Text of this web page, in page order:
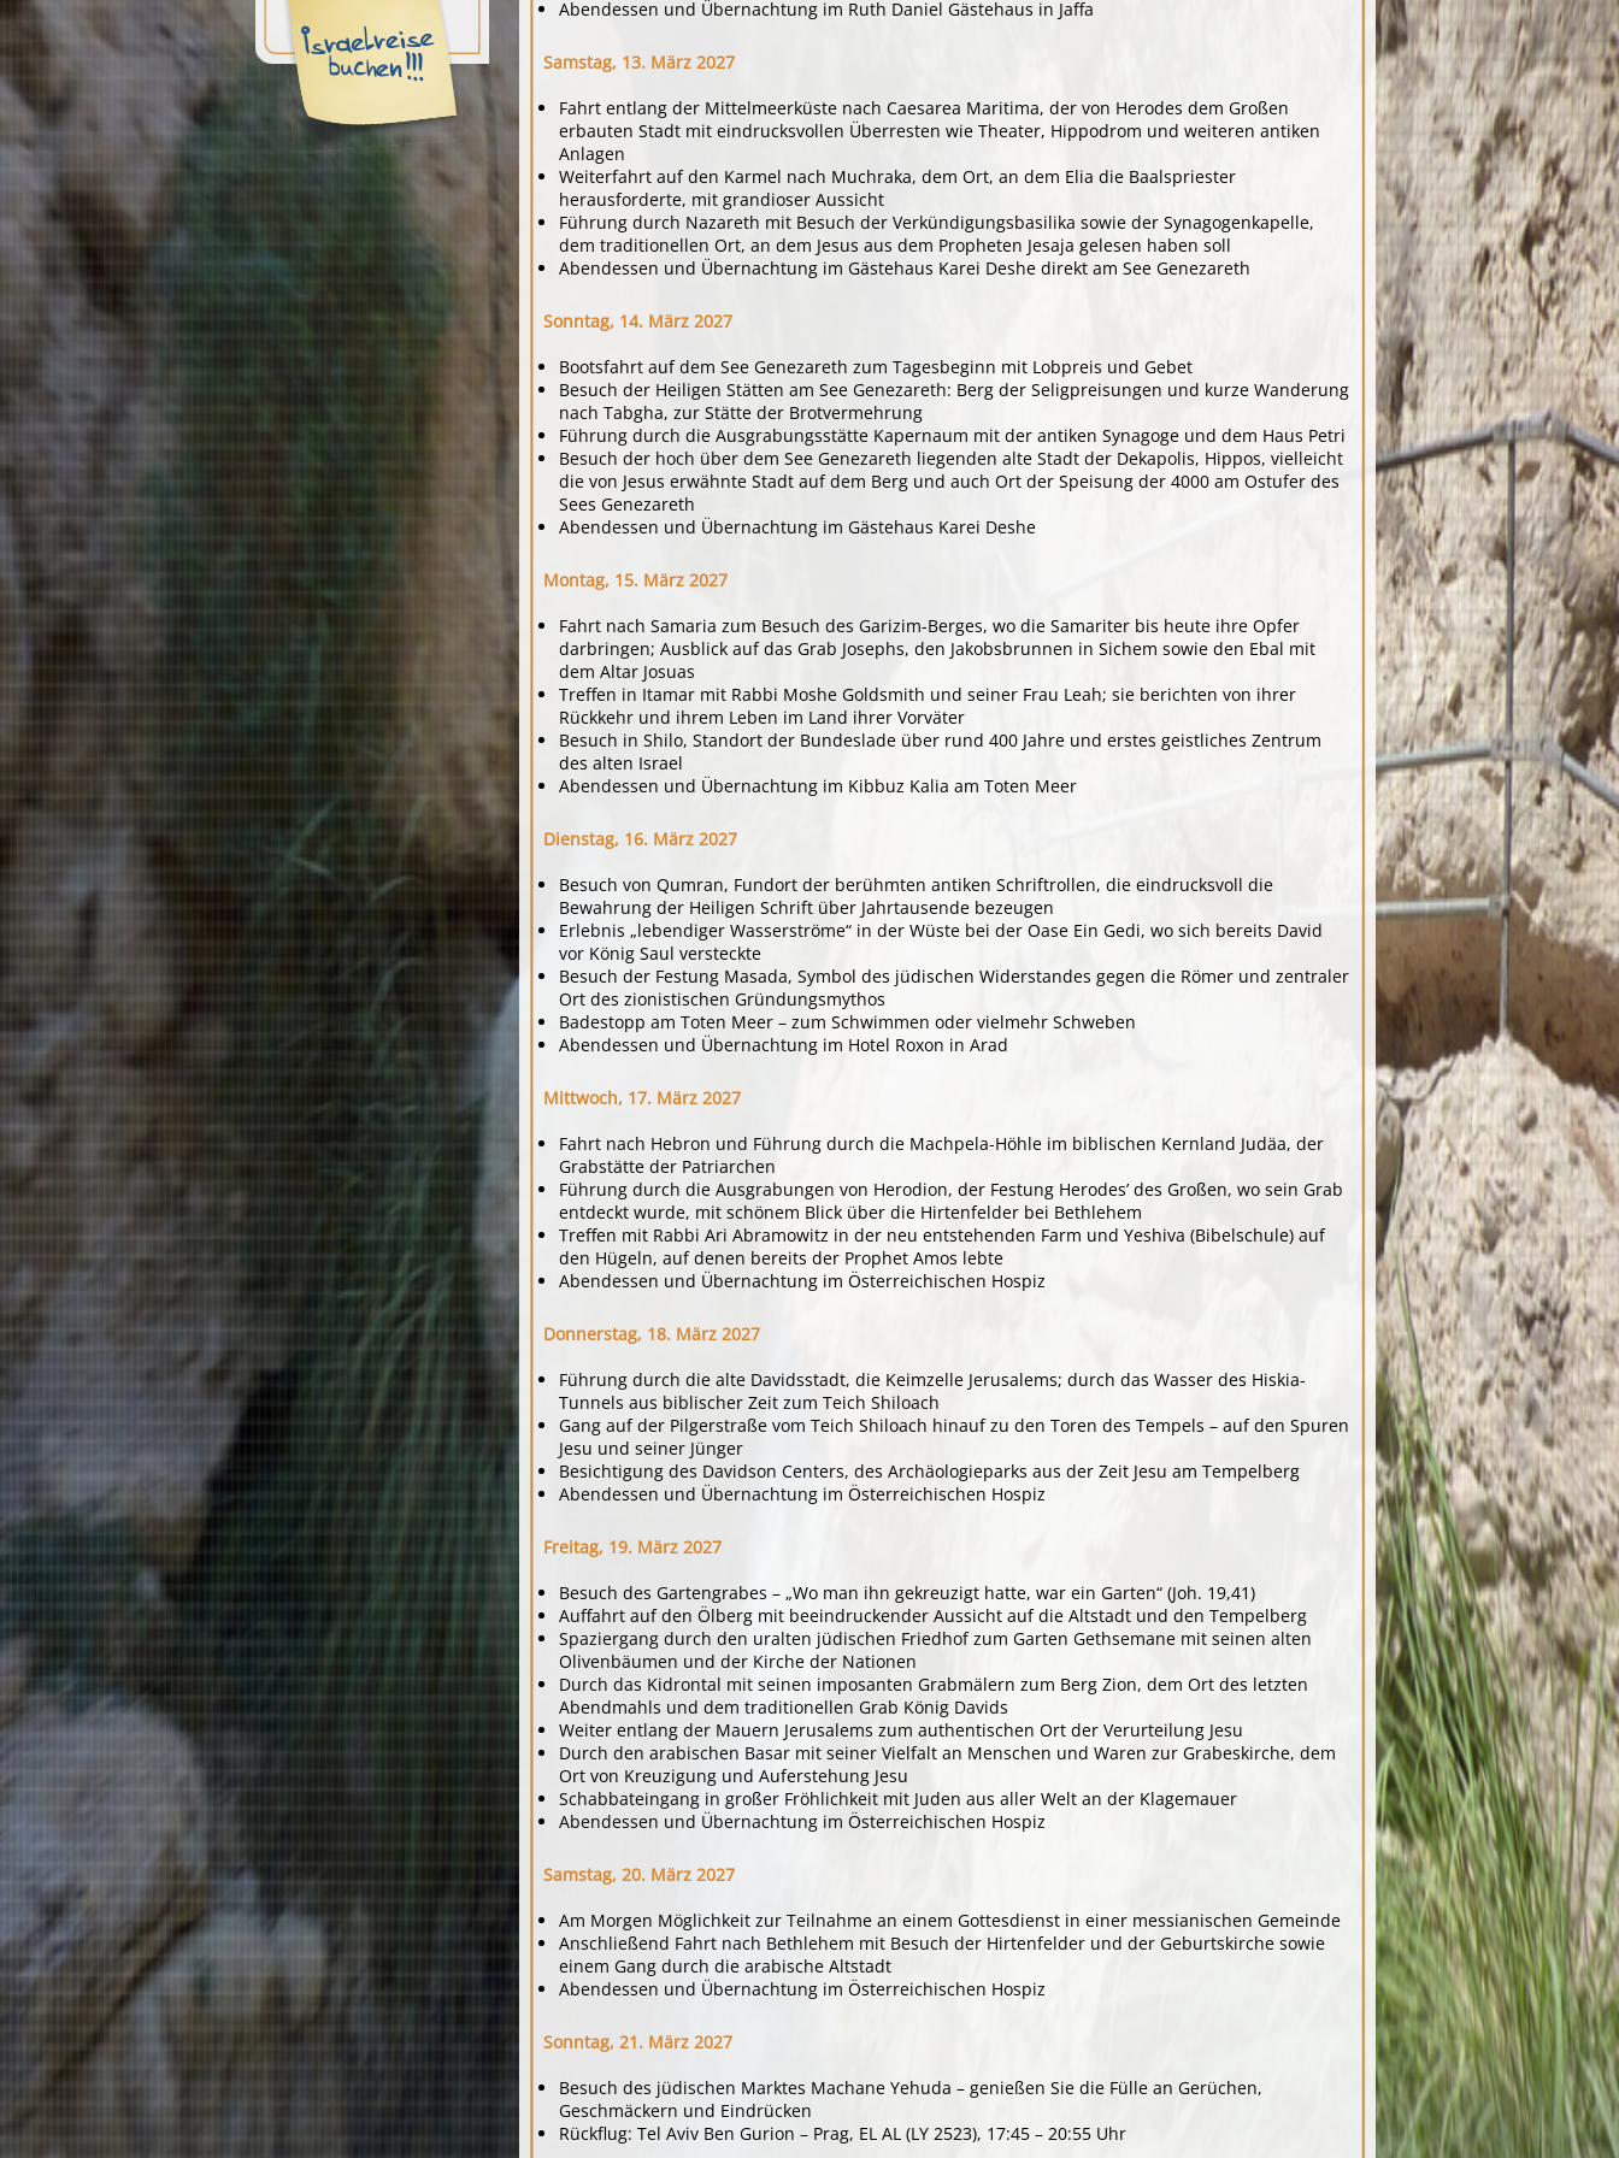
Abendessen und Übernachtung im Ruth Daniel Gästehaus in Jaffa
Samstag, 13. März 2027
Fahrt entlang der Mittelmeerküste nach Caesarea Maritima, der von Herodes dem Großen
erbauten Stadt mit eindrucksvollen Überresten wie Theater, Hippodrom und weiteren antiken
Anlagen
Weiterfahrt auf den Karmel nach Muchraka, dem Ort, an dem Elia die Baalspriester
herausforderte, mit grandioser Aussicht
Führung durch Nazareth mit Besuch der Verkündigungsbasilika sowie der Synagogenkapelle,
dem traditionellen Ort, an dem Jesus aus dem Propheten Jesaja gelesen haben soll
Abendessen und Übernachtung im Gästehaus Karei Deshe direkt am See Genezareth
Sonntag, 14. März 2027
Bootsfahrt auf dem See Genezareth zum Tagesbeginn mit Lobpreis und Gebet
Besuch der Heiligen Stätten am See Genezareth: Berg der Seligpreisungen und kurze Wanderung
nach Tabgha, zur Stätte der Brotvermehrung
Führung durch die Ausgrabungsstätte Kapernaum mit der antiken Synagoge und dem Haus Petri
Besuch der hoch über dem See Genezareth liegenden alte Stadt der Dekapolis, Hippos, vielleicht
die von Jesus erwähnte Stadt auf dem Berg und auch Ort der Speisung der 4000 am Ostufer des
Sees Genezareth
Abendessen und Übernachtung im Gästehaus Karei Deshe
Montag, 15. März 2027
Fahrt nach Samaria zum Besuch des Garizim-Berges, wo die Samariter bis heute ihre Opfer
darbringen; Ausblick auf das Grab Josephs, den Jakobsbrunnen in Sichem sowie den Ebal mit
dem Altar Josuas
Treffen in Itamar mit Rabbi Moshe Goldsmith und seiner Frau Leah; sie berichten von ihrer
Rückkehr und ihrem Leben im Land ihrer Vorväter
Besuch in Shilo, Standort der Bundeslade über rund 400 Jahre und erstes geistliches Zentrum
des alten Israel
Abendessen und Übernachtung im Kibbuz Kalia am Toten Meer
Dienstag, 16. März 2027
Besuch von Qumran, Fundort der berühmten antiken Schriftrollen, die eindrucksvoll die
Bewahrung der Heiligen Schrift über Jahrtausende bezeugen
Erlebnis „lebendiger Wasserströme“ in der Wüste bei der Oase Ein Gedi, wo sich bereits David
vor König Saul versteckte
Besuch der Festung Masada, Symbol des jüdischen Widerstandes gegen die Römer und zentraler
Ort des zionistischen Gründungsmythos
Badestopp am Toten Meer – zum Schwimmen oder vielmehr Schweben
Abendessen und Übernachtung im Hotel Roxon in Arad
Mittwoch, 17. März 2027
Fahrt nach Hebron und Führung durch die Machpela-Höhle im biblischen Kernland Judäa, der
Grabstätte der Patriarchen
Führung durch die Ausgrabungen von Herodion, der Festung Herodes’ des Großen, wo sein Grab
entdeckt wurde, mit schönem Blick über die Hirtenfelder bei Bethlehem
Treffen mit Rabbi Ari Abramowitz in der neu entstehenden Farm und Yeshiva (Bibelschule) auf
den Hügeln, auf denen bereits der Prophet Amos lebte
Abendessen und Übernachtung im Österreichischen Hospiz
Donnerstag, 18. März 2027
Führung durch die alte Davidsstadt, die Keimzelle Jerusalems; durch das Wasser des Hiskia-
Tunnels aus biblischer Zeit zum Teich Shiloach
Gang auf der Pilgerstraße vom Teich Shiloach hinauf zu den Toren des Tempels – auf den Spuren
Jesu und seiner Jünger
Besichtigung des Davidson Centers, des Archäologieparks aus der Zeit Jesu am Tempelberg
Abendessen und Übernachtung im Österreichischen Hospiz
Freitag, 19. März 2027
Besuch des Gartengrabes – „Wo man ihn gekreuzigt hatte, war ein Garten“ (Joh. 19,41)
Auffahrt auf den Ölberg mit beeindruckender Aussicht auf die Altstadt und den Tempelberg
Spaziergang durch den uralten jüdischen Friedhof zum Garten Gethsemane mit seinen alten
Olivenbäumen und der Kirche der Nationen
Durch das Kidrontal mit seinen imposanten Grabmälern zum Berg Zion, dem Ort des letzten
Abendmahls und dem traditionellen Grab König Davids
Weiter entlang der Mauern Jerusalems zum authentischen Ort der Verurteilung Jesu
Durch den arabischen Basar mit seiner Vielfalt an Menschen und Waren zur Grabeskirche, dem
Ort von Kreuzigung und Auferstehung Jesu
Schabbateingang in großer Fröhlichkeit mit Juden aus aller Welt an der Klagemauer
Abendessen und Übernachtung im Österreichischen Hospiz
Samstag, 20. März 2027
Am Morgen Möglichkeit zur Teilnahme an einem Gottesdienst in einer messianischen Gemeinde
Anschließend Fahrt nach Bethlehem mit Besuch der Hirtenfelder und der Geburtskirche sowie
einem Gang durch die arabische Altstadt
Abendessen und Übernachtung im Österreichischen Hospiz
Sonntag, 21. März 2027
Besuch des jüdischen Marktes Machane Yehuda – genießen Sie die Fülle an Gerüchen,
Geschmäckern und Eindrücken
Rückflug: Tel Aviv Ben Gurion – Prag, EL AL (LY 2523), 17:45 – 20:55 Uhr